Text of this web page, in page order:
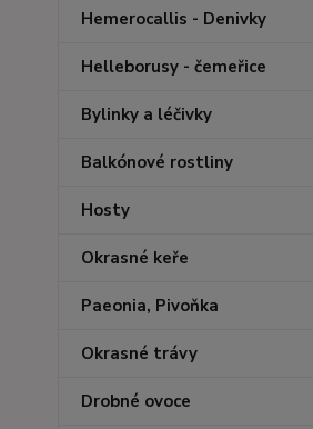
Hemerocallis - Denivky
Helleborusy - čemeřice
Bylinky a léčivky
Balkónové rostliny
Hosty
Okrasné keře
Paeonia, Pivoňka
Okrasné trávy
Drobné ovoce